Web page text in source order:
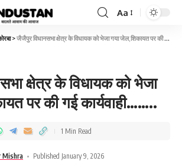
Aa
>जैजैपुर विधानसभा क्षेत्र के विधायक को भेजा गया जेल,शिकायत पर की गई कार्यवाही……..
क्षेत्र के विधायक को भेजा
पर की गई कार्यवाही……..
Mishra Published January 9, 2026
1 Min Read